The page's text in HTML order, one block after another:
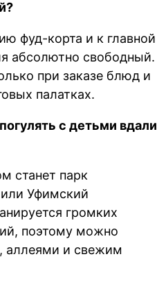
фуд-корта и к главной
абсолютно свободный.
при заказе блюд и
палатках.
с детьми вдали
станет парк
Уфимский
громких
поэтому можно
аллеями и свежим